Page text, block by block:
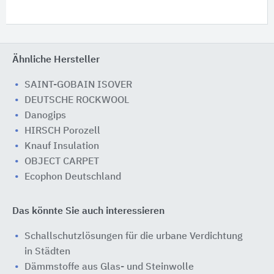
Ähnliche Hersteller
SAINT-GOBAIN ISOVER
DEUTSCHE ROCKWOOL
Danogips
HIRSCH Porozell
Knauf Insulation
OBJECT CARPET
Ecophon Deutschland
Das könnte Sie auch interessieren
Schallschutzlösungen für die urbane Verdichtung
in Städten
Dämmstoffe aus Glas- und Steinwolle